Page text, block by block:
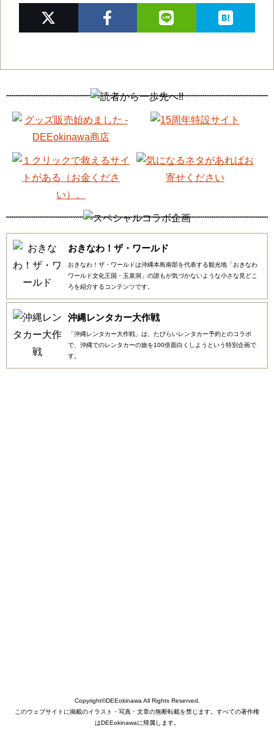
おきなわ！ザ・ワールド
おきなわ！ザ・ワールドは沖縄本島南部を代表する観光地「おきなわ
ワールド文化王国・玉泉洞」の誰もが気づかないような小さな見どこ
ろを紹介するコンテンツです。
沖縄レンタカー大作戦
「沖縄レンタカー大作戦」は、たびらいレンタカー予約とのコラボ
で、沖縄でのレンタカーの旅を100倍面白くしようという特別企画で
す。
Copyright©DEEokinawa All Rights Reserved.
このウェブサイトに掲載のイラスト・写真・文章の無断転載を禁じます。すべての著作権
はDEEokinawaに帰属します。